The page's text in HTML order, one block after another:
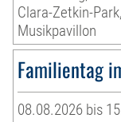
Clara-Zetkin-
Musikpavillon
Familientag
08.08.2026 bis